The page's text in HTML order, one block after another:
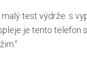
test výdrže: s
je tento telefon